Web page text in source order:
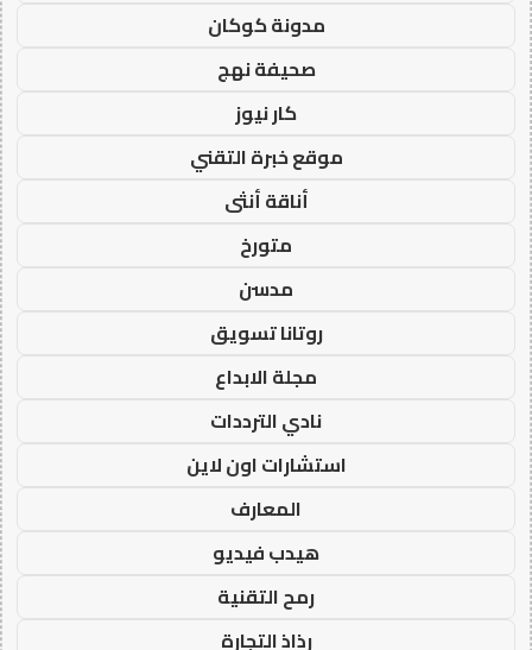
مدونة كوكان
صحيفة نهج
كار نيوز
موقع خبرة التقني
أناقة أنثى
متورخ
مدسن
روتانا تسويق
مجلة الابداع
نادي الترددات
استشارات اون لاين
المعارف
هيدب فيديو
رمح التقنية
رذاذ التجارة